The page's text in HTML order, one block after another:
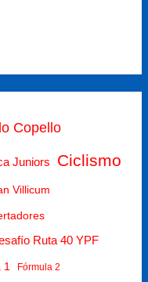
Copello
Juniors Ciclismo
Villicum
Ruta 40 YPF
1 Fórmula 2